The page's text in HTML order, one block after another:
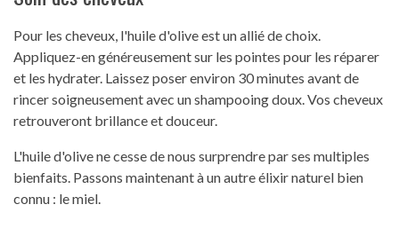
Pour les cheveux, l'huile d'olive est un allié de choix.
Appliquez-en généreusement sur les pointes pour les réparer
et les hydrater. Laissez poser environ 30 minutes avant de
rincer soigneusement avec un shampooing doux. Vos cheveux
retrouveront brillance et douceur.
L'huile d'olive ne cesse de nous surprendre par ses multiples
bienfaits. Passons maintenant à un autre élixir naturel bien
connu : le miel.